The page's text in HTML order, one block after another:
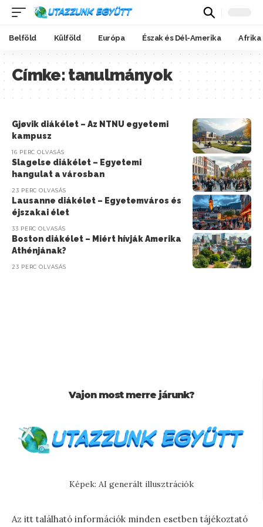
Belföld Külföld Európa Észak és Dél-Amerika Afrika
Címke:tanulmányok
Gjøvik diákélet – Az NTNU egyetemi
kampusz
16 PERC OLVASÁS
Slagelse diákélet – Egyetemi
hangulat a városban
23 PERC OLVASÁS
Lausanne diákélet – Egyetemváros és
éjszakai élet
33 PERC OLVASÁS
Boston diákélet – Miért hívják Amerika
Athénjának?
23 PERC OLVASÁS
Vajon most merre járunk?
Képek: AI generált illusztrációk
Az itt található információk minden esetben tájékoztató